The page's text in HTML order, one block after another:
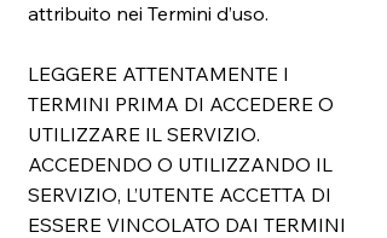
attribuito nei Termini d’uso.
LEGGERE ATTENTAMENTE I
TERMINI PRIMA DI ACCEDERE O
UTILIZZARE IL SERVIZIO.
ACCEDENDO O UTILIZZANDO IL
SERVIZIO, L’UTENTE ACCETTA DI
ESSERE VINCOLATO DAI TERMINI